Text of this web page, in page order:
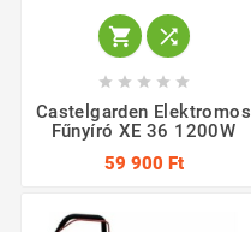
 
    
Castelgarden Elektromos
Fűnyíró XE 36 1200W
59 900 Ft